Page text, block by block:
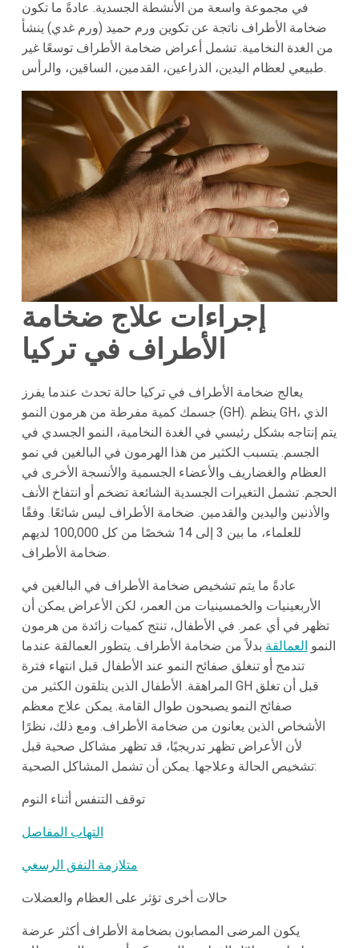
في مجموعة واسعة من الأنشطة الجسدية. عادةً ما تكون
ضخامة الأطراف ناتجة عن تكوين ورم حميد (ورم غدي) ينشأ
من الغدة النخامية. تشمل أعراض ضخامة الأطراف توسعًا غير
طبيعي لعظام اليدين، الذراعين، القدمين، الساقين، والرأس.
إجراءات علاج ضخامة
الأطراف في تركيا
يعالج ضخامة الأطراف في تركيا حالة تحدث عندما يفرز
جسمك كمية مفرطة من هرمون النمو (GH). ينظم GH، الذي
يتم إنتاجه بشكل رئيسي في الغدة النخامية، النمو الجسدي في
الجسم. يتسبب الكثير من هذا الهرمون في البالغين في نمو
العظام والغضاريف والأعضاء الجسمية والأنسجة الأخرى في
الحجم. تشمل التغيرات الجسدية الشائعة تضخم أو انتفاخ الأنف
والأذنين واليدين والقدمين. ضخامة الأطراف ليس شائعًا. وفقًا
للعلماء، ما بين 3 إلى 14 شخصًا من كل 100,000 لديهم
ضخامة الأطراف.
عادةً ما يتم تشخيص ضخامة الأطراف في البالغين في
الأربعينيات والخمسينيات من العمر، لكن الأعراض يمكن أن
تظهر في أي عمر. في الأطفال، تنتج كميات زائدة من هرمون
النمو العمالقة بدلاً من ضخامة الأطراف. يتطور العمالقة عندما
تندمج أو تنغلق صفائح النمو عند الأطفال قبل انتهاء فترة
المراهقة. الأطفال الذين يتلقون الكثير من GH قبل أن تغلق
صفائح النمو يصبحون طوال القامة. يمكن علاج معظم
الأشخاص الذين يعانون من ضخامة الأطراف. ومع ذلك، نظرًا
لأن الأعراض تظهر تدريجيًا، قد تظهر مشاكل صحية قبل
تشخيص الحالة وعلاجها. يمكن أن تشمل المشاكل الصحية:
توقف التنفس أثناء النوم
التهاب المفاصل
متلازمة النفق الرسغي
حالات أخرى تؤثر على العظام والعضلات
يكون المرضى المصابون بضخامة الأطراف أكثر عرضة